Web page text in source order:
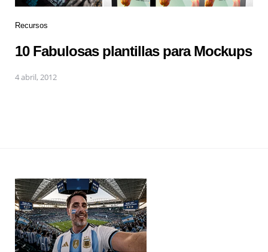
Recursos
10 Fabulosas plantillas para Mockups
4 abril, 2012